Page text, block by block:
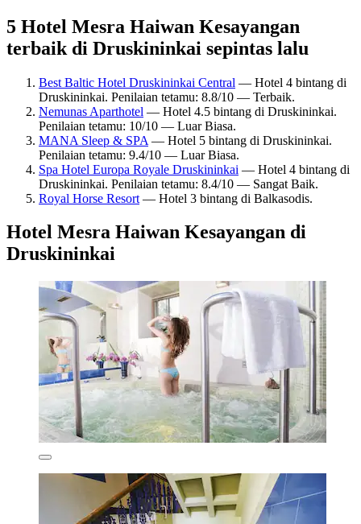
5 Hotel Mesra Haiwan Kesayangan
terbaik di Druskininkai sepintas lalu
Best Baltic Hotel Druskininkai Central — Hotel 4 bintang di
Druskininkai. Penilaian tetamu: 8.8/10 — Terbaik.
Nemunas Aparthotel — Hotel 4.5 bintang di Druskininkai.
Penilaian tetamu: 10/10 — Luar Biasa.
MANA Sleep & SPA — Hotel 5 bintang di Druskininkai.
Penilaian tetamu: 9.4/10 — Luar Biasa.
Spa Hotel Europa Royale Druskininkai — Hotel 4 bintang di
Druskininkai. Penilaian tetamu: 8.4/10 — Sangat Baik.
Royal Horse Resort — Hotel 3 bintang di Balkasodis.
Hotel Mesra Haiwan Kesayangan di
Druskininkai